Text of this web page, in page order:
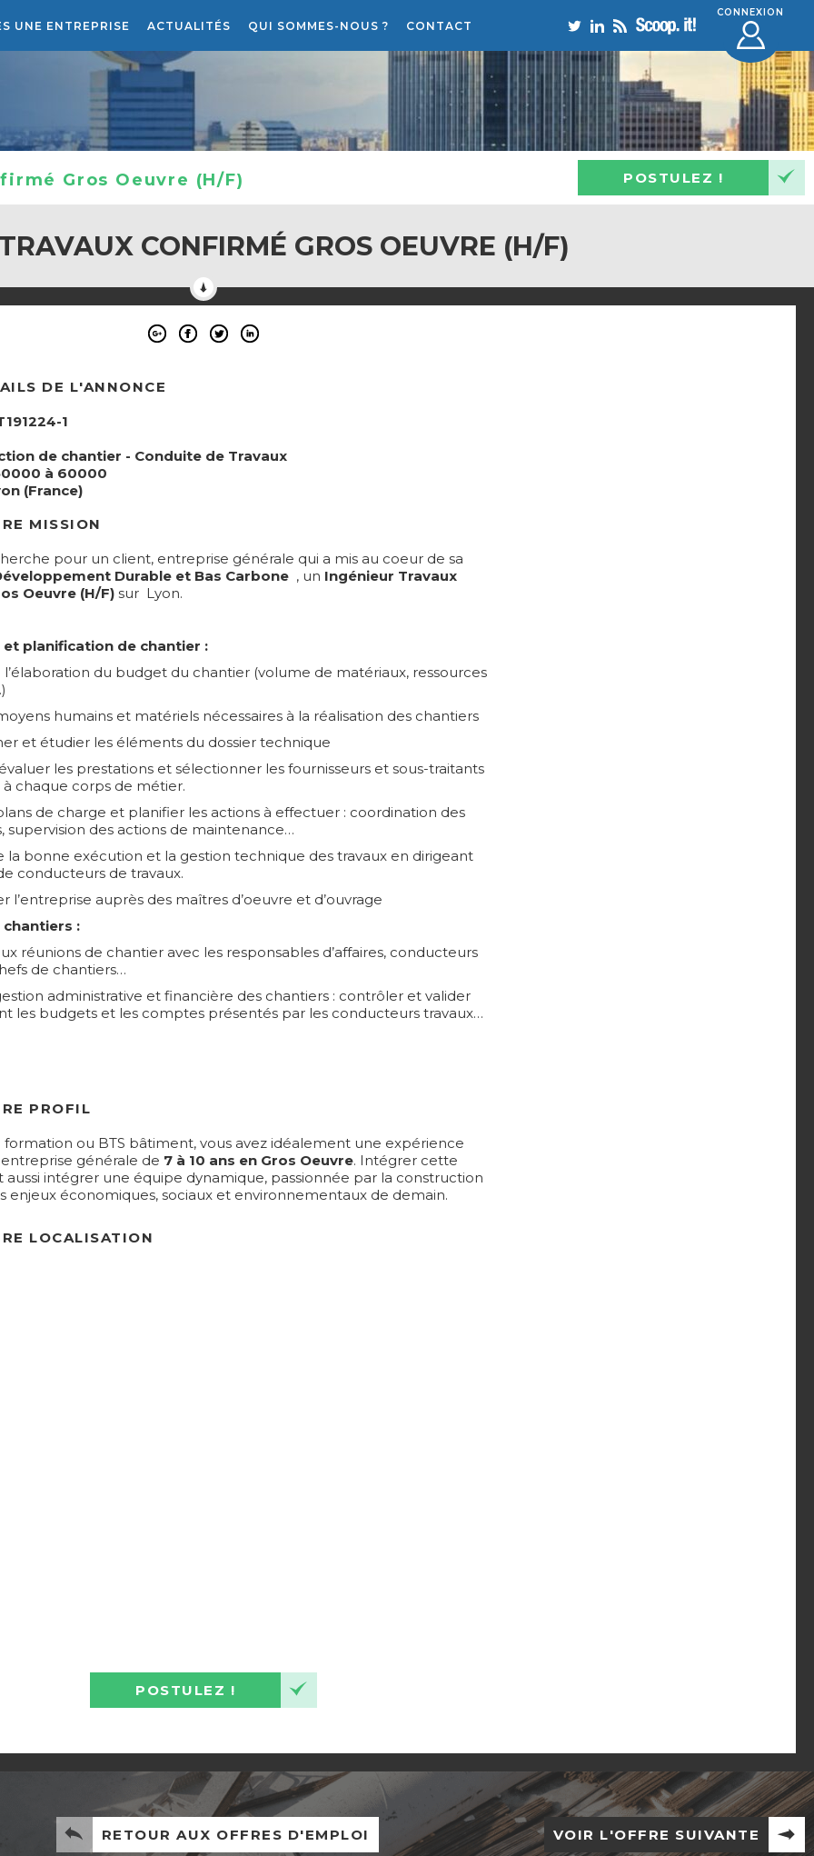
UNE ENTREPRISE ACTUALITÉS QUI SOMMES-NOUS ? CONTACT
CONNEXION
Gros Oeuvre (H/F) POSTULEZ !
CONFIRMÉ GROS OEUVRE (H/F)
DE L'ANNONCE
1
de chantier - Conduite de Travaux
à 60000
(France)
MISSION
pour un client, entreprise générale qui a mis au coeur de sa
Durable et Bas Carbone , un Ingénieur Travaux
Oeuvre (H/F) sur Lyon.
planification de chantier :
l’élaboration du budget du chantier (volume de matériaux, ressources
humains et matériels nécessaires à la réalisation des chantiers
et étudier les éléments du dossier technique
les prestations et sélectionner les fournisseurs et sous-traitants
chaque corps de métier.
de charge et planifier les actions à effectuer : coordination des
supervision des actions de maintenance…
la bonne exécution et la gestion technique des travaux en dirigeant
conducteurs de travaux.
l’entreprise auprès des maîtres d’oeuvre et d’ouvrage
:
réunions de chantier avec les responsables d’affaires, conducteurs
de chantiers…
administrative et financière des chantiers : contrôler et valider
les budgets et les comptes présentés par les conducteurs travaux…
PROFIL
ou BTS bâtiment, vous avez idéalement une expérience
générale de 7 à 10 ans en Gros Oeuvre. Intégrer cette
aussi intégrer une équipe dynamique, passionnée par la construction
enjeux économiques, sociaux et environnementaux de demain.
LOCALISATION
POSTULEZ !
RETOUR AUX OFFRES D'EMPLOI VOIR L'OFFRE SUIVANTE